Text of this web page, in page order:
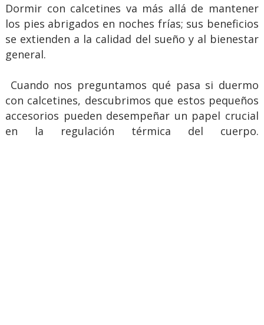
Dormir con calcetines va más allá de mantener
los pies abrigados en noches frías; sus beneficios
se extienden a la calidad del sueño y al bienestar
general.
Cuando nos preguntamos qué pasa si duermo
con calcetines, descubrimos que estos pequeños
accesorios pueden desempeñar un papel crucial
en la regulación térmica del cuerpo.